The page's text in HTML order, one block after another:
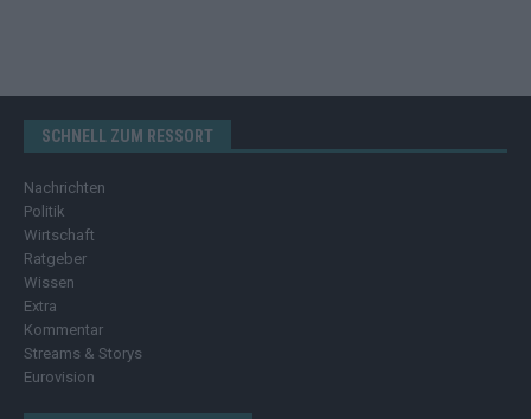
SCHNELL ZUM RESSORT
Nachrichten
Politik
Wirtschaft
Ratgeber
Wissen
Extra
Kommentar
Streams & Storys
Eurovision